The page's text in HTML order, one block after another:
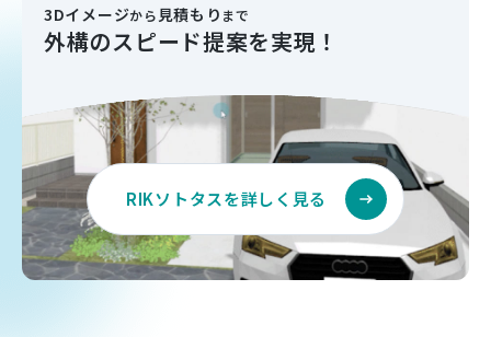
3Dイメージから見積もり まで
外構のスピード提案を実現！
RIKソトタスを詳しく見る